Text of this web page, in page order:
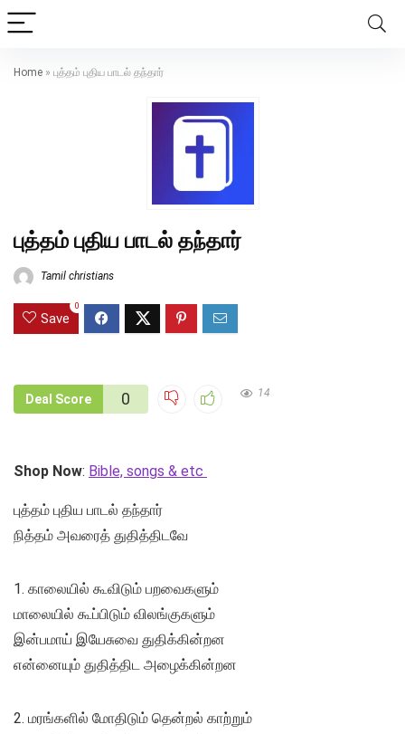
Home » புத்தம் புதிய பாடல் தந்தார்
புத்தம் புதிய பாடல் தந்தார்
Tamil christians
Save
0
Deal Score 0 14
Shop Now: Bible, songs & etc
புத்தம் புதிய பாடல் தந்தார்
நித்தம் அவரைத் துதித்திடவே
1. காலையில் கூவிடும் பறவைகளும்
மாலையில் கூப்பிடும் விலங்குகளும்
இன்பமாய் இயேசுவை துதிக்கின்றன
என்னையும் துதித்திட அழைக்கின்றன
2. மரங்களில் மோதிடும் தென்றல் காற்றும்